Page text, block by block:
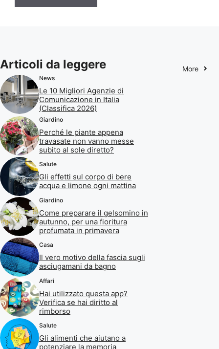
Articoli da leggere More
News
Le 10 Migliori Agenzie di
Comunicazione in Italia
(Classifica 2026)
Giardino
Perché le piante appena
travasate non vanno messe
subito al sole diretto?
Salute
Gli effetti sul corpo di bere
acqua e limone ogni mattina
Giardino
Come preparare il gelsomino in
autunno, per una fioritura
profumata in primavera
Casa
Il vero motivo della fascia sugli
asciugamani da bagno
Affari
Hai utilizzato questa app?
Verifica se hai diritto al
rimborso
Salute
Gli alimenti che aiutano a
potenziare la memoria